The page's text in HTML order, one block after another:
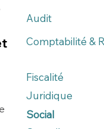
Audit
Comptabilité &
Fiscalité
Juridique
Social